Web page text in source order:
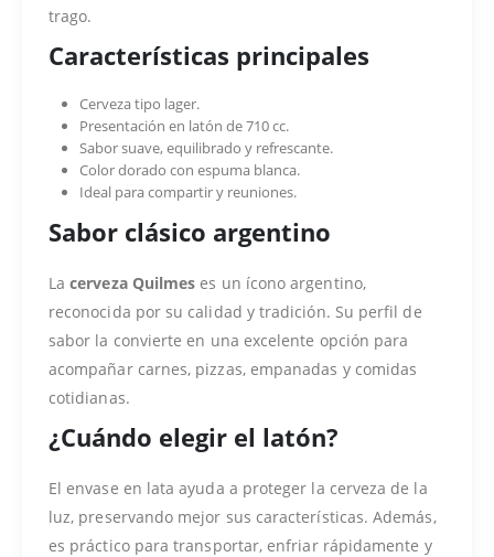
trago.
Características principales
Cerveza tipo lager.
Presentación en latón de 710 cc.
Sabor suave, equilibrado y refrescante.
Color dorado con espuma blanca.
Ideal para compartir y reuniones.
Sabor clásico argentino
Lacerveza Quilmes es un ícono argentino,
reconocida por su calidad y tradición. Su perfil de
sabor la convierte en una excelente opción para
acompañar carnes, pizzas, empanadas y comidas
cotidianas.
¿Cuándo elegir el latón?
El envase en lata ayuda a proteger la cerveza de la
luz, preservando mejor sus características. Además,
es práctico para transportar, enfriar rápidamente y